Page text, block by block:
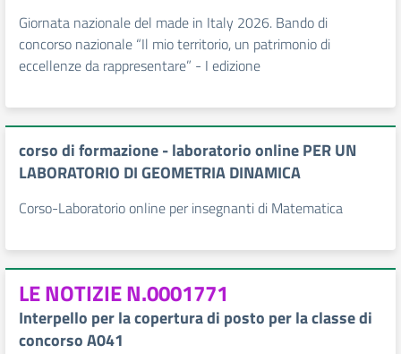
Giornata nazionale del made in Italy 2026. Bando di
concorso nazionale “Il mio territorio, un patrimonio di
eccellenze da rappresentare” - I edizione
corso di formazione - laboratorio online PER UN
LABORATORIO DI GEOMETRIA DINAMICA
Corso-Laboratorio online per insegnanti di Matematica
LE NOTIZIE N.0001771
Interpello per la copertura di posto per la classe di
concorso A041